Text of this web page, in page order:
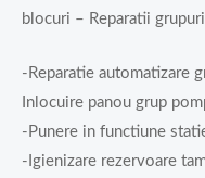
blocuri – Reparatii
-Reparatie automatizare
Inlocuire panou grup
-Punere in functiune
-Igienizare rezervoare